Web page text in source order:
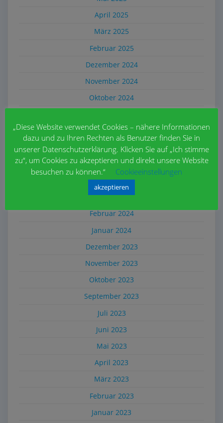
April 2025
März 2025
Februar 2025
Dezember 2024
November 2024
Oktober 2024
Juli 2024
Juni 2024
Mai 2024
April 2024
März 2024
Februar 2024
Januar 2024
Dezember 2023
November 2023
Oktober 2023
September 2023
Juli 2023
Juni 2023
Mai 2023
April 2023
März 2023
Februar 2023
Januar 2023
„Diese Website verwendet Cookies – nähere Informationen
dazu und zu Ihren Rechten als Benutzer finden Sie in
unserer Datenschutzerklärung. Klicken Sie auf „Ich stimme
zu“, um Cookies zu akzeptieren und direkt unsere Website
besuchen zu können.“
Cookieeinstellungen
akzeptieren